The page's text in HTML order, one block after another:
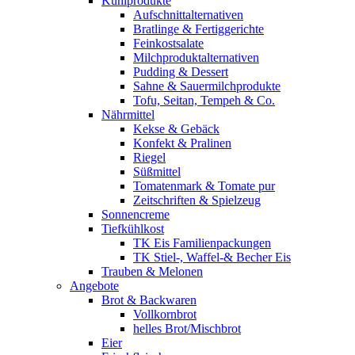
Aufschnittalternativen
Bratlinge & Fertiggerichte
Feinkostsalate
Milchproduktalternativen
Pudding & Dessert
Sahne & Sauermilchprodukte
Tofu, Seitan, Tempeh & Co.
Nährmittel
Kekse & Gebäck
Konfekt & Pralinen
Riegel
Süßmittel
Tomatenmark & Tomate pur
Zeitschriften & Spielzeug
Sonnencreme
Tiefkühlkost
TK Eis Familienpackungen
TK Stiel-, Waffel-& Becher Eis
Trauben & Melonen
Angebote
Brot & Backwaren
Vollkornbrot
helles Brot/Mischbrot
Eier